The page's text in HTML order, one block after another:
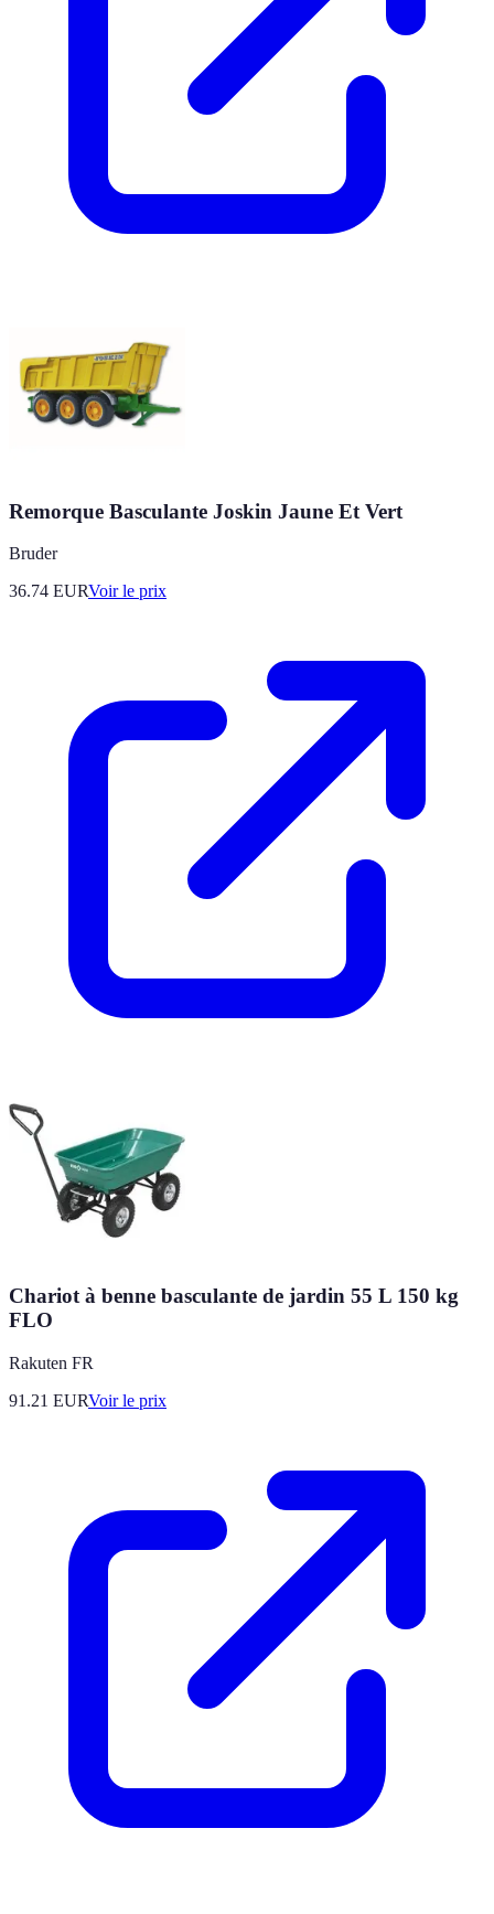
Remorque Basculante Joskin Jaune Et Vert
Bruder
36.74 EURVoir le prix
Chariot à benne basculante de jardin 55 L 150 kg
FLO
Rakuten FR
91.21 EURVoir le prix